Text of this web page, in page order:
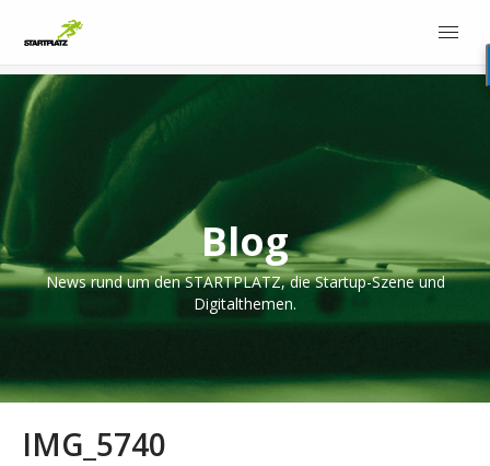
Blog
News rund um den STARTPLATZ, die Startup-Szene und
Digitalthemen.
IMG_5740